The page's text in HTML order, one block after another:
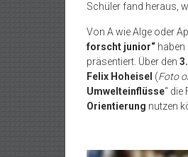
Schüler fand heraus,
Von A wie Alge oder
forscht junior“ haben
präsentiert. Über den
Felix Hoheisel (Foto
Umwelteinflüsse“
Orientierung nutzen